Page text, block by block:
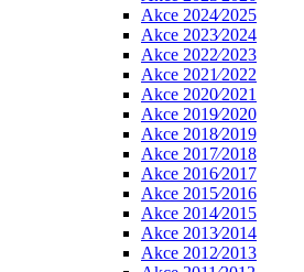
Akce 2024⁄2025
Akce 2023⁄2024
Akce 2022⁄2023
Akce 2021⁄2022
Akce 2020⁄2021
Akce 2019⁄2020
Akce 2018⁄2019
Akce 2017⁄2018
Akce 2016⁄2017
Akce 2015⁄2016
Akce 2014⁄2015
Akce 2013⁄2014
Akce 2012⁄2013